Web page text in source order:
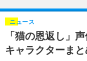
ゲーム
イベント
海外イベント
俳優・タレント
ビジネス
アニメ
動画
「猫の恩返し」
キャラクターま
ニュース